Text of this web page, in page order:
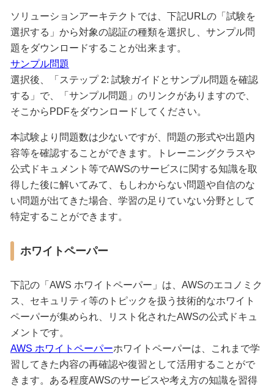
ソリューションアーキテクトでは、下記URLの「試験を
選択する」から対象の認証の種類を選択し、サンプル問
題をダウンロードすることが出来ます。
サンプル問題
選択後、「ステップ 2: 試験ガイドとサンプル問題を確認
する」で、「サンプル問題」のリンクがありますので、
そこからPDFをダウンロードしてください。
本試験より問題数は少ないですが、問題の形式や出題内
容等を確認することができます。トレーニングクラスや
公式ドキュメント等でAWSのサービスに関する知識を取
得した後に解いてみて、もしわからない問題や自信のな
い問題が出てきた場合、学習の足りていない分野として
特定することができます。
ホワイトペーパー
下記の「AWS ホワイトペーパー」は、AWSのエコノミク
ス、セキュリティ等のトピックを扱う技術的なホワイト
ペーパーが集められ、リスト化されたAWSの公式ドキュ
メントです。
AWS ホワイトペーパーホワイトペーパーは、これまで学
習してきた内容の再確認や復習として活用することがで
きます。ある程度AWSのサービスや考え方の知識を習得